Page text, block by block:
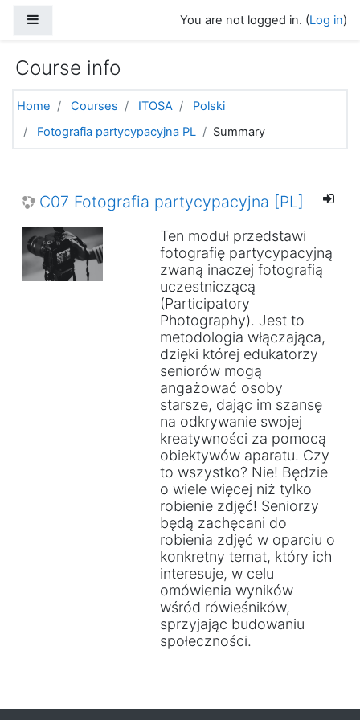
You are not logged in. (Log in)
Course info
Home Courses ITOSA
Polski
Fotografia partycypacyjna PL
Summary
C07 Fotografia partycypacyjna [PL]
Ten moduł przedstawi
fotografię partycypacyjną
zwaną inaczej fotografią
uczestniczącą
(Participatory
Photography). Jest to
metodologia włączająca,
dzięki której edukatorzy
seniorów mogą
angażować osoby
starsze, dając im szansę
na odkrywanie swojej
kreatywności za pomocą
obiektywów aparatu. Czy
to wszystko? Nie! Będzie
o wiele więcej niż tylko
robienie zdjęć! Seniorzy
będą zachęcani do
robienia zdjęć w oparciu o
konkretny temat, który ich
interesuje, w celu
omówienia wyników
wśród rówieśników,
sprzyjając budowaniu
społeczności.